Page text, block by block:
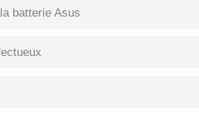
batterie Asus